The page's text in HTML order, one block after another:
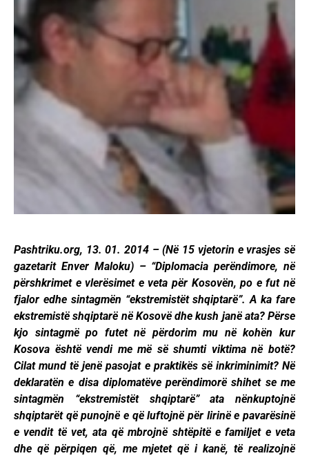
Pashtriku.org, 13. 01. 2014 – (Në 15 vjetorin e vrasjes së
gazetarit Enver Maloku) – “Diplomacia perëndimore, në
përshkrimet e vlerësimet e veta për Kosovën, po e fut në
fjalor edhe sintagmën “ekstremistët shqiptarë”. A ka fare
ekstremistë shqiptarë në Kosovë dhe kush janë ata? Përse
kjo sintagmë po futet në përdorim mu në kohën kur
Kosova është vendi me më së shumti viktima në botë?
Cilat mund të jenë pasojat e praktikës së inkriminimit? Në
deklaratën e disa diplomatëve perëndimorë shihet se me
sintagmën “ekstremistët shqiptarë” ata nënkuptojnë
shqiptarët që punojnë e që luftojnë për lirinë e pavarësinë
e vendit të vet, ata që mbrojnë shtëpitë e familjet e veta
dhe që përpiqen që, me mjetet që i kanë, të realizojnë